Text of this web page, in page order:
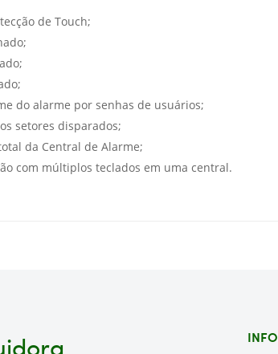
de Touch;
do alarme por senhas de usuários;
setores disparados;
da Central de Alarme;
com múltiplos teclados em uma central.